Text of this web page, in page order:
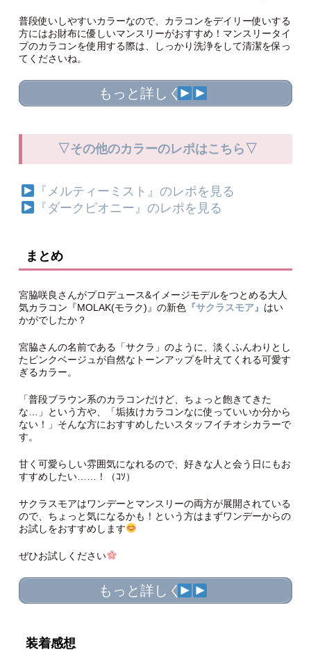
普段使いしやすいカラーなので、カラコンをデイリー使いする
方にはお財布に優しいマンスリーがおすすめ！マンスリータイ
プのカラコンを使用する際は、しっかり洗浄をして清潔を保っ
てくださいね。
もっと詳しく
▽その他のカラーのレポはこちら▽
『メルティーミスト』のレポを見る
『ダークピオニー』のレポを見る
まとめ
宮脇咲良さんがプロデュース&イメージモデルをつとめる大人
気カラコン『MOLAK(モラク)』の新色『サクラスモア』 はい
かがでしたか？
宮脇さんの名前である「サクラ」のように、淡くふんわりとし
たピンクベージュが自然なトーンアップを叶えてくれる可愛す
ぎるカラー。
「普段ブラウン系のカラコンだけど、ちょっと飽きてきた
な…」という方や、「垢抜けカラコンなに使っていいか分から
ない！」そんな方におすすめしたいスタッフイチオシカラーで
す。
甘く可愛らしい雰囲気になれるので、好きな人と会う日にもお
すすめしたい……！（ｺｿ）
サクラスモアはワンデーとマンスリーの両方が展開されている
ので、ちょっと気になるかも！という方はまずワンデーからの
お試しをおすすめします
ぜひお試しください
もっと詳しく
装着感想